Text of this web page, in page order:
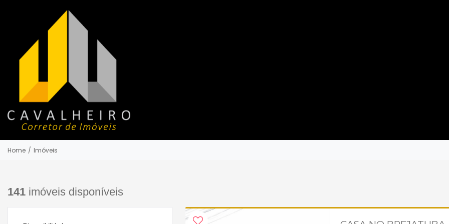
Home / Imóveis
141 imóveis disponíveis